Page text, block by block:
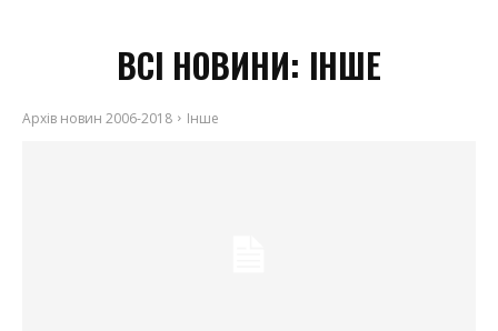
ВСІ НОВИНИ: ІНШЕ
Архів новин 2006-2018 Інше